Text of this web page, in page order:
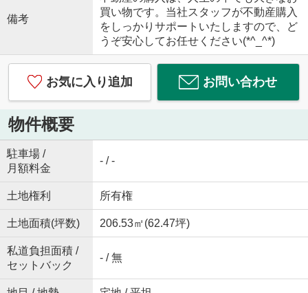
備考
買い物です。当社スタッフが不動産購入
をしっかりサポートいたしますので、ど
うぞ安心してお任せください(*^_^*)
お気に入り追加 お問い合わせ
物件概要
駐車場 /
月額料金
- / -
土地権利 所有権
土地面積(坪数) 206.53㎡(62.47坪)
私道負担面積 /
セットバック
- / 無